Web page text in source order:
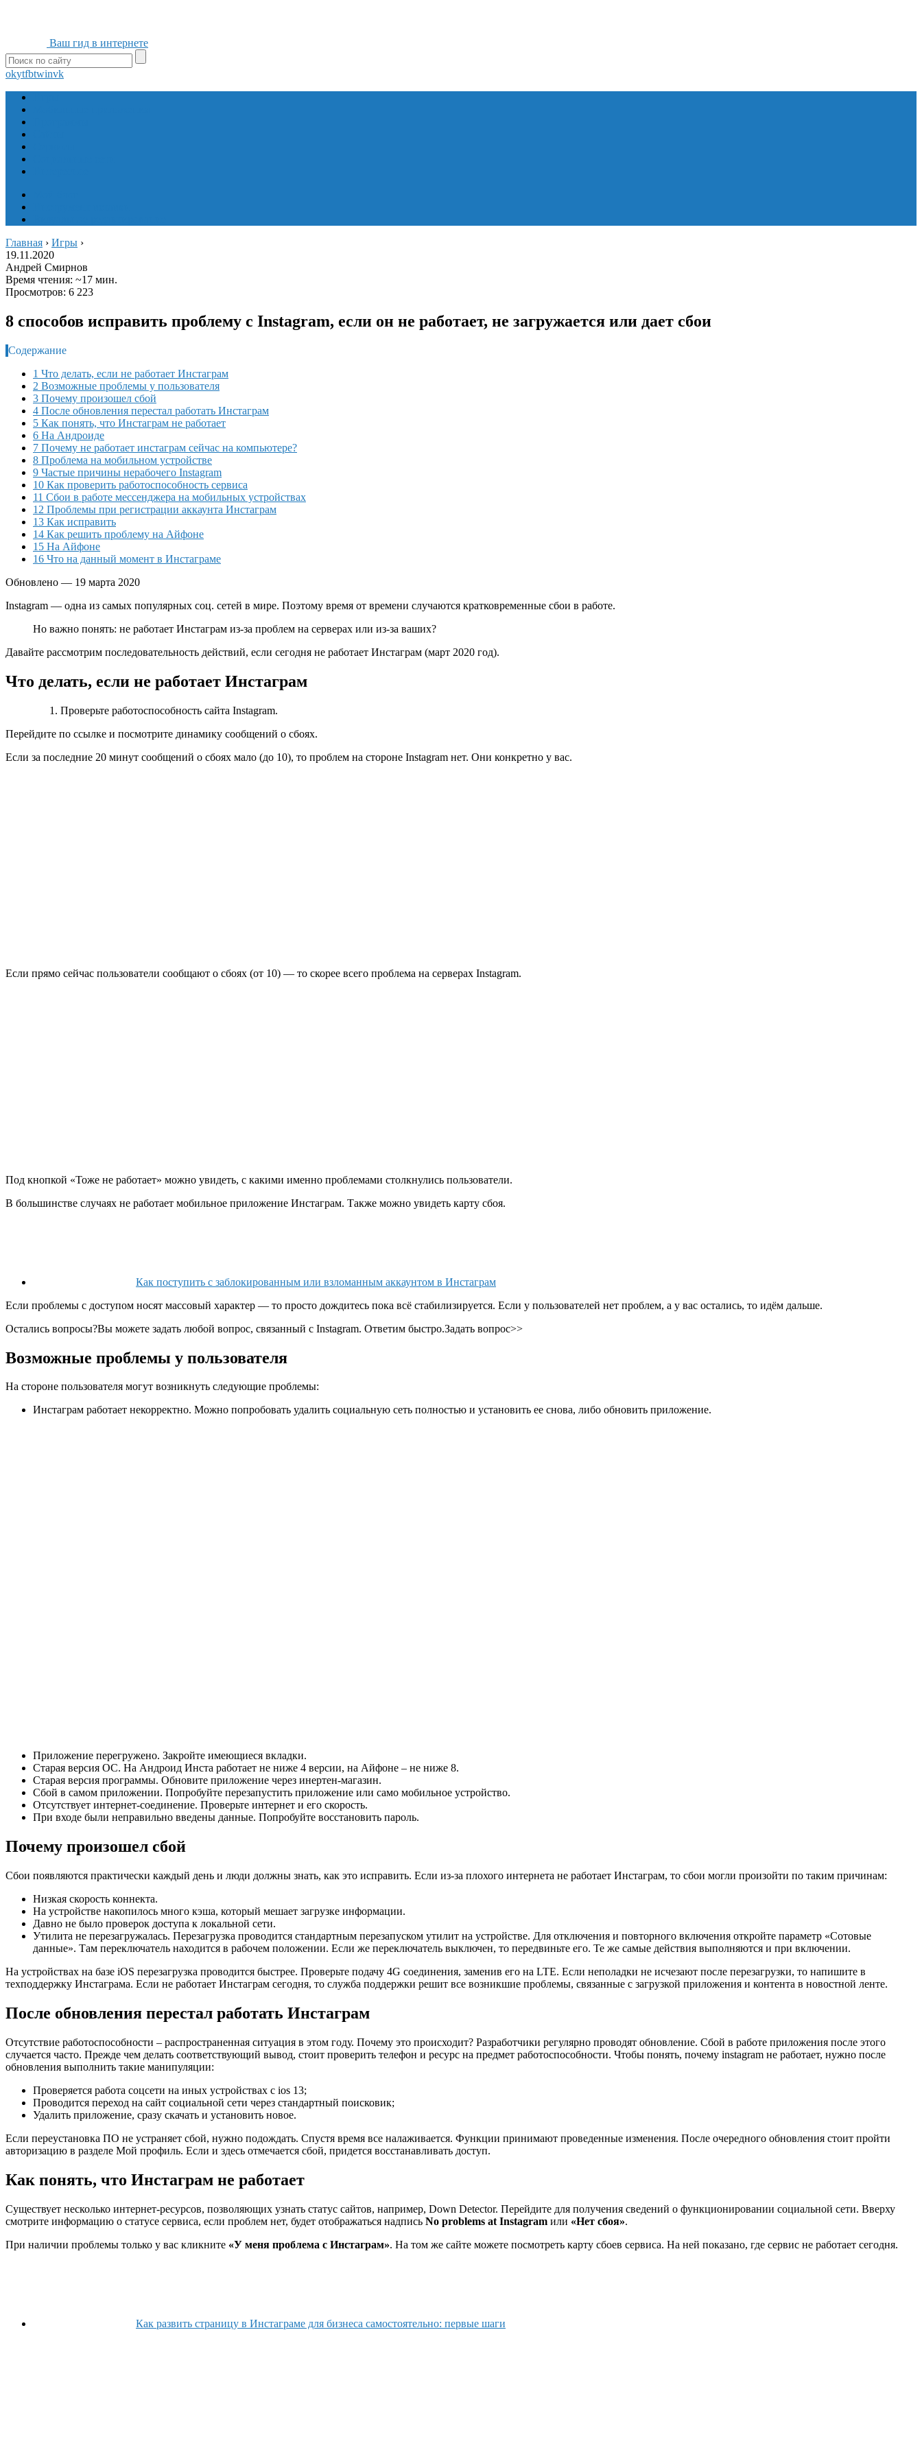
Ваш гид в интернете
okytfbtwinvk
Главная › Игры ›
19.11.2020
Андрей Смирнов
Время чтения: ~17 мин.
Просмотров: 6 223
8 способов исправить проблему с Instagram, если он не работает, не загружается или дает сбои
Содержание
1 Что делать, если не работает Инстаграм
2 Возможные проблемы у пользователя
3 Почему произошел сбой
4 После обновления перестал работать Инстаграм
5 Как понять, что Инстаграм не работает
6 На Андроиде
7 Почему не работает инстаграм сейчас на компьютере?
8 Проблема на мобильном устройстве
9 Частые причины нерабочего Instagram
10 Как проверить работоспособность сервиса
11 Сбои в работе мессенджера на мобильных устройствах
12 Проблемы при регистрации аккаунта Инстаграм
13 Как исправить
14 Как решить проблему на Айфоне
15 На Айфоне
16 Что на данный момент в Инстаграме
Обновлено — 19 марта 2020
Instagram — одна из самых популярных соц. сетей в мире. Поэтому время от времени случаются кратковременные сбои в работе.
Но важно понять: не работает Инстаграм из-за проблем на серверах или из-за ваших?
Давайте рассмотрим последовательность действий, если сегодня не работает Инстаграм (март 2020 год).
Что делать, если не работает Инстаграм
Проверьте работоспособность сайта Instagram.
Перейдите по ссылке и посмотрите динамику сообщений о сбоях.
Если за последние 20 минут сообщений о сбоях мало (до 10), то проблем на стороне Instagram нет. Они конкретно у вас.
Если прямо сейчас пользователи сообщают о сбоях (от 10) — то скорее всего проблема на серверах Instagram.
Под кнопкой «Тоже не работает» можно увидеть, с какими именно проблемами столкнулись пользователи.
В большинстве случаях не работает мобильное приложение Инстаграм. Также можно увидеть карту сбоя.
Как поступить с заблокированным или взломанным аккаунтом в Инстаграм
Если проблемы с доступом носят массовый характер — то просто дождитесь пока всё стабилизируется. Если у пользователей нет проблем, а у вас остались, то идём дальше.
Остались вопросы?Вы можете задать любой вопрос, связанный с Instagram. Ответим быстро.Задать вопрос>>
Возможные проблемы у пользователя
На стороне пользователя могут возникнуть следующие проблемы:
Инстаграм работает некорректно. Можно попробовать удалить социальную сеть полностью и установить ее снова, либо обновить приложение.
Приложение перегружено. Закройте имеющиеся вкладки.
Старая версия ОС. На Андроид Инста работает не ниже 4 версии, на Айфоне – не ниже 8.
Старая версия программы. Обновите приложение через инертен-магазин.
Сбой в самом приложении. Попробуйте перезапустить приложение или само мобильное устройство.
Отсутствует интернет-соединение. Проверьте интернет и его скорость.
При входе были неправильно введены данные. Попробуйте восстановить пароль.
Почему произошел сбой
Сбои появляются практически каждый день и люди должны знать, как это исправить. Если из-за плохого интернета не работает Инстаграм, то сбои могли произойти по таким причинам:
Низкая скорость коннекта.
На устройстве накопилось много кэша, который мешает загрузке информации.
Давно не было проверок доступа к локальной сети.
Утилита не перезагружалась. Перезагрузка проводится стандартным перезапуском утилит на устройстве. Для отключения и повторного включения откройте параметр «Сотовые
данные». Там переключатель находится в рабочем положении. Если же переключатель выключен, то передвиньте его. Те же самые действия выполняются и при включении.
На устройствах на базе iOS перезагрузка проводится быстрее. Проверьте подачу 4G соединения, заменив его на LTE. Если неполадки не исчезают после перезагрузки, то напишите в
техподдержку Инстаграма. Если не работает Инстаграм сегодня, то служба поддержки решит все возникшие проблемы, связанные с загрузкой приложения и контента в новостной ленте.
После обновления перестал работать Инстаграм
Отсутствие работоспособности – распространенная ситуация в этом году. Почему это происходит? Разработчики регулярно проводят обновление. Сбой в работе приложения после этого
случается часто. Прежде чем делать соответствующий вывод, стоит проверить телефон и ресурс на предмет работоспособности. Чтобы понять, почему instagram не работает, нужно после
обновления выполнить такие манипуляции:
Проверяется работа соцсети на иных устройствах с ios 13;
Проводится переход на сайт социальной сети через стандартный поисковик;
Удалить приложение, сразу скачать и установить новое.
Если переустановка ПО не устраняет сбой, нужно подождать. Спустя время все налаживается. Функции принимают проведенные изменения. После очередного обновления стоит пройти
авторизацию в разделе Мой профиль. Если и здесь отмечается сбой, придется восстанавливать доступ.
Как понять, что Инстаграм не работает
Существует несколько интернет-ресурсов, позволяющих узнать статус сайтов, например, Down Detector. Перейдите для получения сведений о функционировании социальной сети. Вверху
смотрите информацию о статусе сервиса, если проблем нет, будет отображаться надпись No problems at Instagram или «Нет сбоя».
При наличии проблемы только у вас кликните «У меня проблема с Инстаграм». На том же сайте можете посмотреть карту сбоев сервиса. На ней показано, где сервис не работает сегодня.
Как развить страницу в Инстаграме для бизнеса самостоятельно: первые шаги